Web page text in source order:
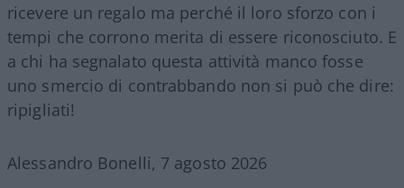
ricevere un regalo ma perché il loro sforzo con i
tempi che corrono merita di essere riconosciuto. E
a chi ha segnalato questa attività manco fosse
uno smercio di contrabbando non si può che dire:
ripigliati!
Alessandro Bonelli, 7 agosto 2026